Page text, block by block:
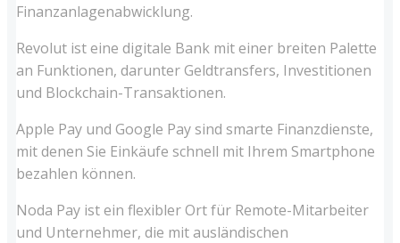
Finanzanlagenabwicklung.
Revolut ist eine digitale Bank mit einer breiten Palette
an Funktionen, darunter Geldtransfers, Investitionen
und Blockchain-Transaktionen.
Apple Pay und Google Pay sind smarte Finanzdienste,
mit denen Sie Einkäufe schnell mit Ihrem Smartphone
bezahlen können.
Noda Pay ist ein flexibler Ort für Remote-Mitarbeiter
und Unternehmer, die mit ausländischen